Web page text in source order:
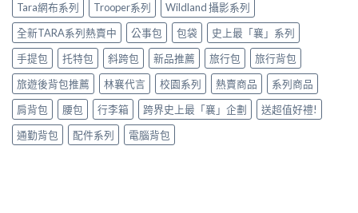
Tara網布系列
Trooper系列
Wildland 攝影系列
全新TARA系列熱賣中
公事包 包袋
史上最「襄」系列
手提包
托特包 斜跨包 新品推薦 旅行包
旅行背包
旅遊後背包推薦
林襄代言 校園系列 熱賣商品
系列商品
肩背包
腰包 行李箱 跨界史上最「襄」企劃
送超值好禮!
通勤背包
配件系列 電腦背包